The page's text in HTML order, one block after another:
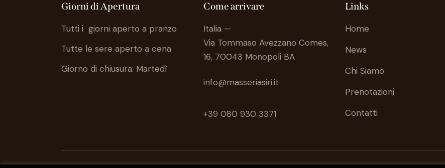
Giorni di Apertura
Tutti i giorni aperto a pranzo
Tutte le sere aperto a cena
Giorno di chiusura: Martedì
Come arrivare
Italia —
Via Tommaso Avezzano Comes,
16, 70043 Monopoli BA
info@masseriasiri.it
+39 080 930 3371
Links
Home
News
Chi Siamo
Prenotazioni
Contatti